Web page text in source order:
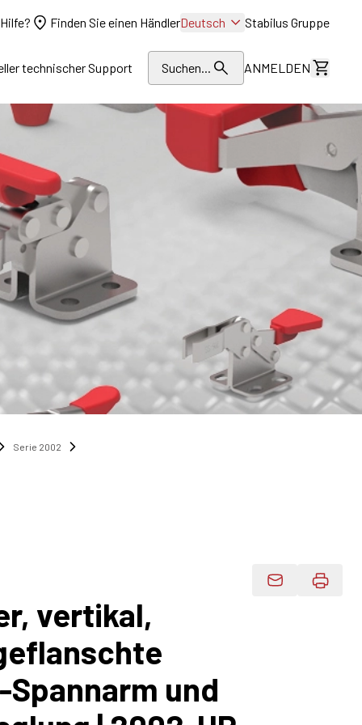
Finden Sie einen HändlerDeutsch Stabilus Gruppe
technischer Support Suchen... ANMELDEN
Serie 2002
vertikal,
Spannarm und
Produktdaten